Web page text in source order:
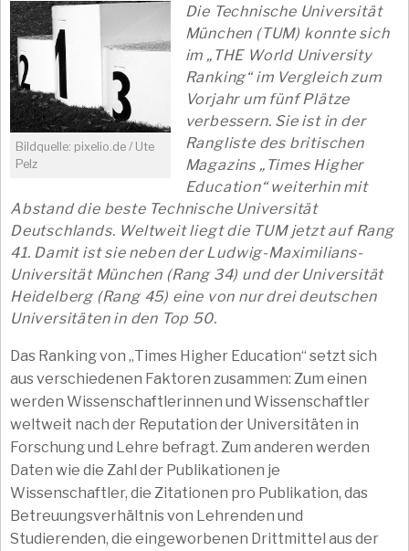
Bildquelle: pixelio.de / Ute
Pelz
Die Technische Universität
München (TUM) konnte sich
im „THE World University
Ranking“ im Vergleich zum
Vorjahr um fünf Plätze
verbessern. Sie ist in der
Rangliste des britischen
Magazins „Times Higher
Education“ weiterhin mit
Abstand die beste Technische Universität
Deutschlands. Weltweit liegt die TUM jetzt auf Rang
41. Damit ist sie neben der Ludwig-Maximilians-
Universität München (Rang 34) und der Universität
Heidelberg (Rang 45) eine von nur drei deutschen
Universitäten in den Top 50.
Das Ranking von „Times Higher Education“ setzt sich
aus verschiedenen Faktoren zusammen: Zum einen
werden Wissenschaftlerinnen und Wissenschaftler
weltweit nach der Reputation der Universitäten in
Forschung und Lehre befragt. Zum anderen werden
Daten wie die Zahl der Publikationen je
Wissenschaftler, die Zitationen pro Publikation, das
Betreuungsverhältnis von Lehrenden und
Studierenden, die eingeworbenen Drittmittel aus der